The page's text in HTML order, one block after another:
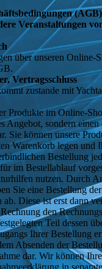
Veranstaltungen
über unseren Online-
Vertragsschluss
zustande mit
Produkte im Online-
Angebot, sondern
Sie können unsere
Warenkorb legen und
Bestellung
im Bestellablauf
nutzen. Durch
Sie eine Bestellung
ab. Diese ist erst dann
den
Teil dessen
Ihrer Bestellung
Absenden der
dar. Wir können
in